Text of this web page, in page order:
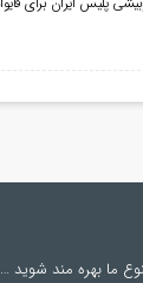
ما بهره مند شوید …